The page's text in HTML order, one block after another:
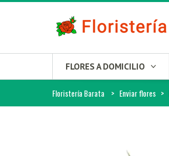
FLORES A DOMICILIO
Floristería Barata Enviar flores